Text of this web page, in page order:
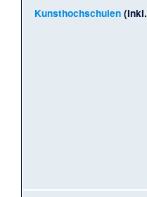
Kunsthochschulen(inkl.